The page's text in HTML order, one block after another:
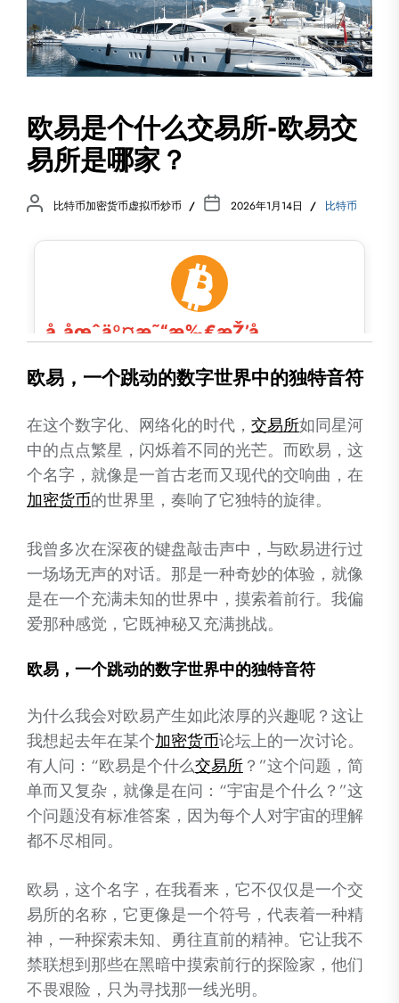
欧易是个什么交易所-欧易交
易所是哪家？
比特币加密货币虚拟币炒币 2026年1月14日 比特币
欧易，一个跳动的数字世界中的独特音符
在这个数字化、网络化的时代， 交易所如同星河
中的点点繁星，闪烁着不同的光芒。而欧易，这
个名字，就像是一首古老而又现代的交响曲，在
加密货币的世界里，奏响了它独特的旋律。
我曾多次在深夜的键盘敲击声中，与欧易进行过
一场场无声的对话。那是一种奇妙的体验，就像
是在一个充满未知的世界中，摸索着前行。我偏
爱那种感觉，它既神秘又充满挑战。
欧易，一个跳动的数字世界中的独特音符
为什么我会对欧易产生如此浓厚的兴趣呢？这让
我想起去年在某个加密货币论坛上的一次讨论。
有人问：“欧易是个什么交易所？”这个问题，简
单而又复杂，就像是在问：“宇宙是个什么？”这
个问题没有标准答案，因为每个人对宇宙的理解
都不尽相同。
欧易，这个名字，在我看来，它不仅仅是一个交
易所的名称，它更像是一个符号，代表着一种精
神，一种探索未知、勇往直前的精神。它让我不
禁联想到那些在黑暗中摸索前行的探险家，他们
不畏艰险，只为寻找那一线光明。